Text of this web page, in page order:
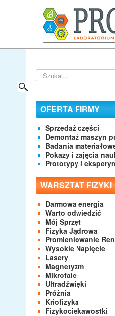
Szukaj...
OFERTA FIRMY
Sprzedaż części
Demontaż maszyn
Badania
Pokazy i zajęcia
Prototypy i
WARSZTAT FIZYKI
Darmowa energia
Warto odwiedzić
Mój Sprzęt
Fizyka Jądrowa
Promieniowanie
Wysokie Napięcie
Lasery
Magnetyzm
Mikrofale
Ultradźwięki
Próżnia
Kriofizyka
Fizykociekawostki